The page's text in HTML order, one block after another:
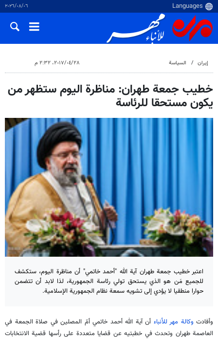
٠٦‏/٠٨‏/٢٠٢٦
إيران السياسة ٢٨‏/٠٤‏/٢٠١٧، ٢:٣٢ م
خطيب جمعة طهران: مناظرة اليوم ستظهر من
يكون مستحقا للرئاسة
اعتبر خطيب جمعة طهران آية الله "أحمد خاتمي" أن مناظرة اليوم، ستكشف
للجميع مَن هو الذي يستحق تولي رئاسة الجمهورية، لذا لابد أن تتضمن
حوارا منطقيا لا يؤدي إلى تشويه سمعة نظام الجمهورية الإسلامية.
وأفادت وكالة مهر للأنباء أن آية الله أحمد خاتمي أمّ المصلين في صلاة الجمعة في
العاصمة طهران وتحدث في خطبتيه عن قضايا متعددة على رأسها قضية الانتخابات